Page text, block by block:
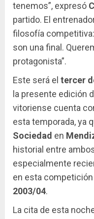
tenemos”, expresó
partido. El
filosofía
son una final.
protagonista”.
Este será el tercer
la presente edición
vitoriense cuenta
esta temporada, ya
Sociedad en
historial entre
especialmente
en esta
2003/04.
La cita de esta